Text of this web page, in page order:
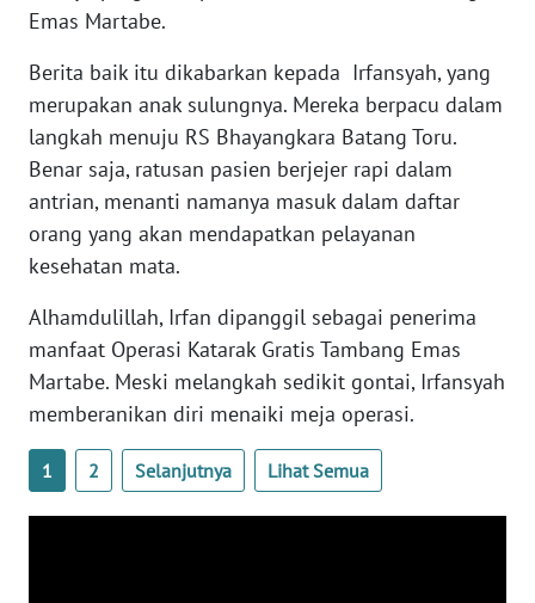
Emas Martabe.
Berita baik itu dikabarkan kepada Irfansyah, yang
merupakan anak sulungnya. Mereka berpacu dalam
langkah menuju RS Bhayangkara Batang Toru.
Benar saja, ratusan pasien berjejer rapi dalam
antrian, menanti namanya masuk dalam daftar
orang yang akan mendapatkan pelayanan
kesehatan mata.
Alhamdulillah, Irfan dipanggil sebagai penerima
manfaat Operasi Katarak Gratis Tambang Emas
Martabe. Meski melangkah sedikit gontai, Irfansyah
memberanikan diri menaiki meja operasi.
1 2 Selanjutnya Lihat Semua
SULBAR
WN
BABEL
SUMBAR
SUMSEL
WN
BENGKULU
WN